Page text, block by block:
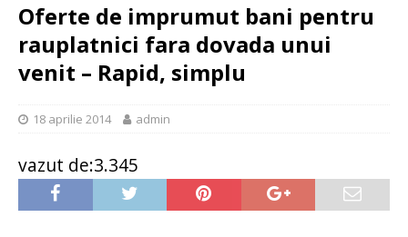
Oferte de imprumut bani pentru
rauplatnici fara dovada unui
venit – Rapid, simplu
18 aprilie 2014 admin
vazut de:3.345